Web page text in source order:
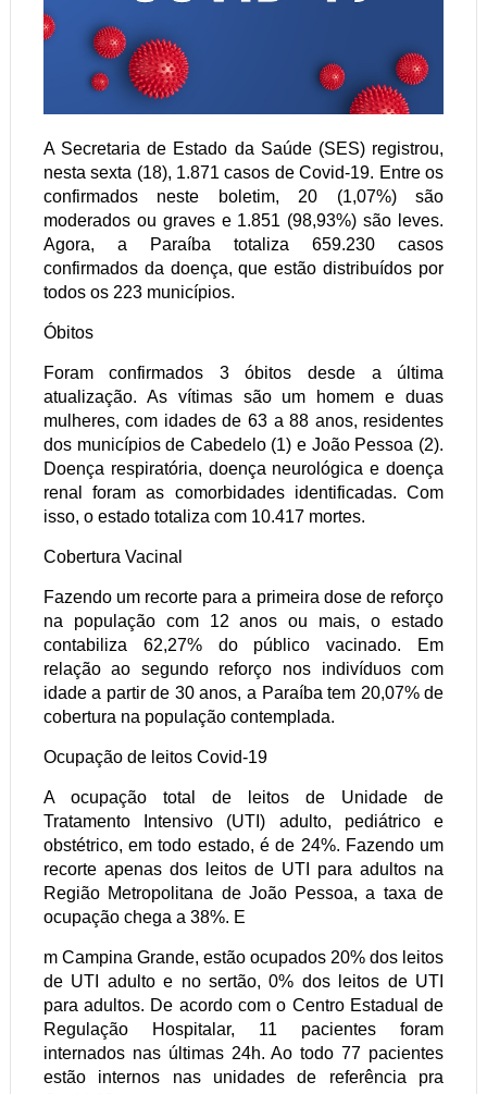
A Secretaria de Estado da Saúde (SES) registrou,
nesta sexta (18), 1.871 casos de Covid-19. Entre os
confirmados neste boletim, 20 (1,07%) são
moderados ou graves e 1.851 (98,93%) são leves.
Agora, a Paraíba totaliza 659.230 casos
confirmados da doença, que estão distribuídos por
todos os 223 municípios.
Óbitos
Foram confirmados 3 óbitos desde a última
atualização. As vítimas são um homem e duas
mulheres, com idades de 63 a 88 anos, residentes
dos municípios de Cabedelo (1) e João Pessoa (2).
Doença respiratória, doença neurológica e doença
renal foram as comorbidades identificadas. Com
isso, o estado totaliza com 10.417 mortes.
Cobertura Vacinal
Fazendo um recorte para a primeira dose de reforço
na população com 12 anos ou mais, o estado
contabiliza 62,27% do público vacinado. Em
relação ao segundo reforço nos indivíduos com
idade a partir de 30 anos, a Paraíba tem 20,07% de
cobertura na população contemplada.
Ocupação de leitos Covid-19
A ocupação total de leitos de Unidade de
Tratamento Intensivo (UTI) adulto, pediátrico e
obstétrico, em todo estado, é de 24%. Fazendo um
recorte apenas dos leitos de UTI para adultos na
Região Metropolitana de João Pessoa, a taxa de
ocupação chega a 38%. E
m Campina Grande, estão ocupados 20% dos leitos
de UTI adulto e no sertão, 0% dos leitos de UTI
para adultos. De acordo com o Centro Estadual de
Regulação Hospitalar, 11 pacientes foram
internados nas últimas 24h. Ao todo 77 pacientes
estão internos nas unidades de referência pra